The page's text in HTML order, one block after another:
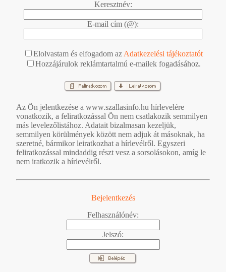
Keresztnév:
E-mail cím (@):
Elolvastam és elfogadom az Adatkezelési tájékoztatót
Hozzájárulok reklámtartalmú e-mailek fogadásához.
Az Ön jelentkezése a www.szallasinfo.hu hírlevelére
vonatkozik, a feliratkozással Ön nem csatlakozik semmilyen
más levelezőlistához. Adatait bizalmasan kezeljük,
semmilyen körülmények között nem adjuk át másoknak, ha
szeretné, bármikor leiratkozhat a hírlevélről. Egyszeri
feliratkozással mindaddig részt vesz a sorsolásokon, amíg le
nem iratkozik a hírlevélről.
Bejelentkezés
Felhasználónév:
Jelszó: